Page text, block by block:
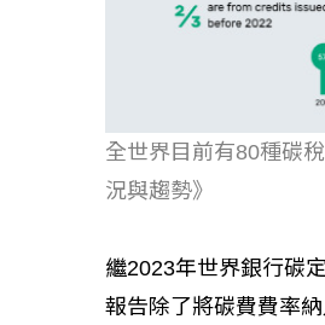
全世界目前有80種碳
況與趨勢》
繼2023年世界銀行碳
報告除了將碳費費率